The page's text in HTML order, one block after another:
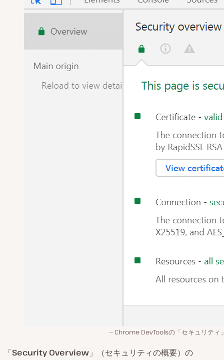
Chrome DevToolsの「セキュリティ
「Security Overview 」（セキュリティの概要）の